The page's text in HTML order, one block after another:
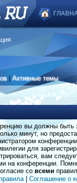
|Активные темы
вы должны быть
минут, но
для
вам
на конференции.
со всеми
| Соглашение о